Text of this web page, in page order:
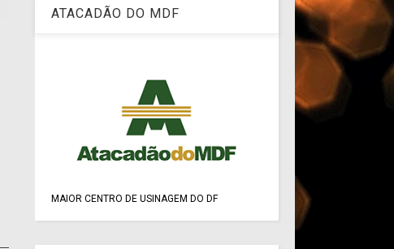
ATACADÃO DO MDF
MAIOR CENTRO DE USINAGEM DO DF